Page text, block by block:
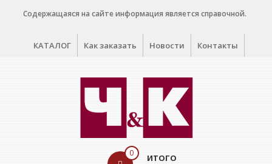
Содержащаяся на сайте информация является справочной.
КАТАЛОГ Как заказать Новости Контакты
0 ИТОГО